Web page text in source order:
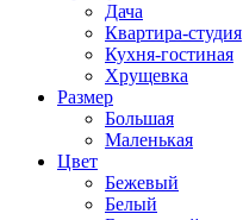
Дача
Квартира-студия
Кухня-гостиная
Хрущевка
Размер
Большая
Маленькая
Цвет
Бежевый
Белый